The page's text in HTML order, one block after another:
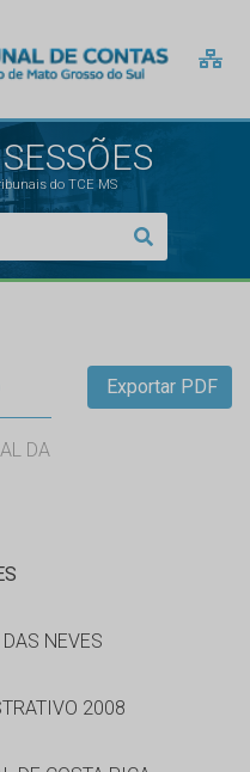
do TCE MS
DA
Exportar PDF
NEVES
2008